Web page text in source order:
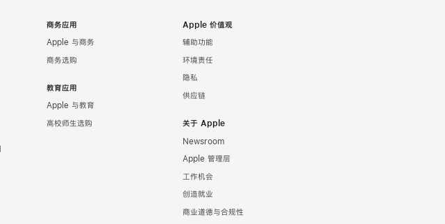
商务应用
Apple 与商务
商务选购
教育应用
Apple 与教育
高校师生选购
Apple 价值观
辅助功能
环境责任
隐私
供应链
关于 Apple
Newsroom
Apple 管理层
工作机会
创造就业
商业道德与合规性